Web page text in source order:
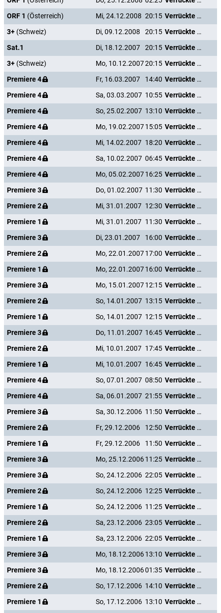
ORF 1 (Österreich) Mi, 24.12.2008 20:15
Verrückte Weihnachten
3+ (Schweiz) Di, 09.12.2008 20:15
Verrückte Weihnachten
Sat.1
Di, 18.12.2007 20:15
Verrückte Weihnachten
3+ (Schweiz) Mo, 10.12.200720:15
Verrückte Weihnachten
Premiere 4
Fr, 16.03.2007 14:40
Verrückte Weihnachten
Premiere 4
Sa, 03.03.2007 10:55
Verrückte Weihnachten
Premiere 4
So, 25.02.2007 13:10
Verrückte Weihnachten
Premiere 4
Mo, 19.02.200715:05
Verrückte Weihnachten
Premiere 4
Mi, 14.02.2007 18:20
Verrückte Weihnachten
Premiere 4
Sa, 10.02.2007 06:45
Verrückte Weihnachten
Premiere 4
Mo, 05.02.200716:25
Verrückte Weihnachten
Premiere 3
Do, 01.02.2007 11:30
Verrückte Weihnachten
Premiere 2
Mi, 31.01.2007 12:30
Verrückte Weihnachten
Premiere 1
Mi, 31.01.2007 11:30
Verrückte Weihnachten
Premiere 3
Di, 23.01.2007 16:00
Verrückte Weihnachten
Premiere 2
Mo, 22.01.200717:00
Verrückte Weihnachten
Premiere 1
Mo, 22.01.200716:00
Verrückte Weihnachten
Premiere 3
Mo, 15.01.200712:15
Verrückte Weihnachten
Premiere 2
So, 14.01.2007 13:15
Verrückte Weihnachten
Premiere 1
So, 14.01.2007 12:15
Verrückte Weihnachten
Premiere 3
Do, 11.01.2007 16:45
Verrückte Weihnachten
Premiere 2
Mi, 10.01.2007 17:45
Verrückte Weihnachten
Premiere 1
Mi, 10.01.2007 16:45
Verrückte Weihnachten
Premiere 4
So, 07.01.2007 08:50
Verrückte Weihnachten
Premiere 4
Sa, 06.01.2007 21:55
Verrückte Weihnachten
Premiere 3
Sa, 30.12.2006 11:50
Verrückte Weihnachten
Premiere 2
Fr, 29.12.2006 12:50
Verrückte Weihnachten
Premiere 1
Fr, 29.12.2006 11:50
Verrückte Weihnachten
Premiere 3
Mo, 25.12.200611:25
Verrückte Weihnachten
Premiere 3
So, 24.12.2006 22:05
Verrückte Weihnachten
Premiere 2
So, 24.12.2006 12:25
Verrückte Weihnachten
Premiere 1
So, 24.12.2006 11:25
Verrückte Weihnachten
Premiere 2
Sa, 23.12.2006 23:05
Verrückte Weihnachten
Premiere 1
Sa, 23.12.2006 22:05
Verrückte Weihnachten
Premiere 3
Mo, 18.12.200613:10
Verrückte Weihnachten
Premiere 3
Mo, 18.12.200601:35
Verrückte Weihnachten
Premiere 2
So, 17.12.2006 14:10
Verrückte Weihnachten
Premiere 1
So, 17.12.2006 13:10
Verrückte Weihnachten